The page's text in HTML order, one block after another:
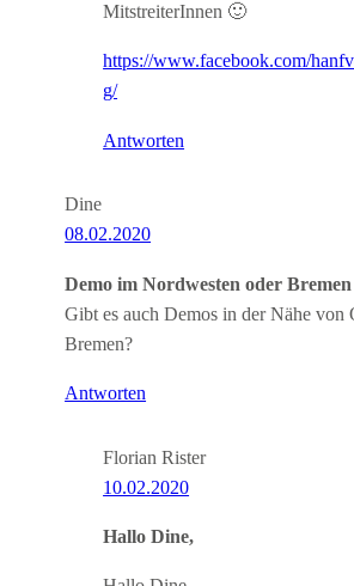
MitstreiterInnen 🙂
https://www.facebook.com/
g/
Antworten
Dine
08.02.2020
Demo im Nordwesten oder Bremen
Gibt es auch Demos in der Nähe von
Bremen?
Antworten
Florian Rister
10.02.2020
Hallo Dine,